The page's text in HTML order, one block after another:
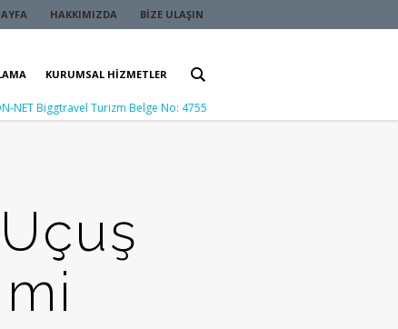
HAKKIMIZDA BIZE ULAŞIN
KURUMSAL HIZMETLER
NET Biggtravel Turizm Belge No: 4755